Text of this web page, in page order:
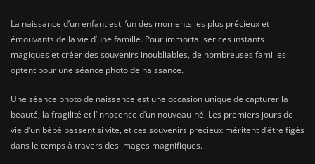
La naissance d’un enfant est l’un des moments les plus précieux et
émouvants de la vie d’une famille. Pour immortaliser ces instants
magiques et créer des souvenirs inoubliables, de nombreuses familles
optent pour une séance photo de naissance.
Une séance photo de naissance est une occasion unique de capturer la
beauté, la fragilité et l’innocence d’un nouveau-né. Les premiers jours de
vie d’un bébé passent si vite, et ces souvenirs précieux méritent d’être figés
dans le temps à travers des images magnifiques.